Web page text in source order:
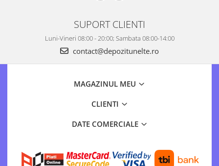
SUPORT CLIENTI
Luni-Vineri 08:00 - 20:00; Sambata 08:00-14:00
contact@depozitunelte.ro
MAGAZINUL MEU
CLIENTI
DATE COMERCIALE